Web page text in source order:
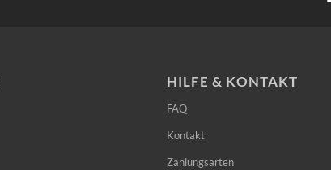
HILFE & KONTAKT
FAQ
Kontakt
Zahlungsarten